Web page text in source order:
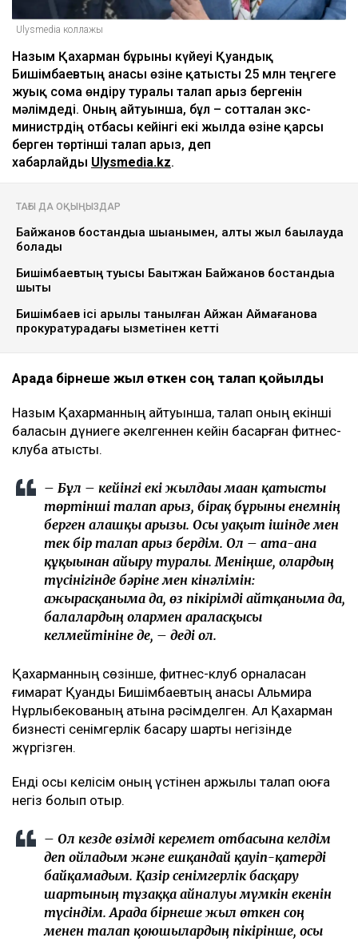
Ulysmedia коллажы
Назым Қахарман бұрынғы күйеуі Қуандық
Бишімбаевтың анасы өзіне қатысты 25 млн теңгеге
жуық сома өндіру туралы талап арыз бергенін
мәлімдеді. Оның айтуынша, бұл – сотталған экс-
министрдің отбасы кейінгі екі жылда өзіне қарсы
берген төртінші талап арыз, деп
хабарлайды Ulysmedia.kz.
ТАҒЫ ДА ОҚЫҢЫЗДАР
Байжанов бостандыққа шыққанымен, алты жыл бақылауда
болады
Бишімбаевтың туысы Бақытжан Байжанов бостандыққа
шықты
Бишімбаев ісі арқылы танылған Айжан Аймағанова
прокуратурадағы қызметінен кетті
Арада бірнеше жыл өткен соң талап қойылды
Назым Қахарманның айтуынша, талап оның екінші
баласын дүниеге әкелгеннен кейін басқарған фитнес-
клубқа қатысты.
– Бұл – кейінгі екі жылдағы маған қатысты
төртінші талап арыз, бірақ бұрынғы енемнің
берген алғашқы арызы. Осы уақыт ішінде мен
тек бір талап арыз бердім. Ол – ата-ана
құқығынан айыру туралы. Меніңше, олардың
түсінігінде бәріне мен кінәлімін:
ажырасқаныма да, өз пікірімді айтқаныма да,
балалардың олармен араласқысы
келмейтініне де, – деді ол.
Қахарманның сөзінше, фитнес-клуб орналасқан
ғимарат Қуандық Бишімбаевтың анасы Альмира
Нұрлыбекованың атына рәсімделген. Ал Қахарман
бизнесті сенімгерлік басқару шарты негізінде
жүргізген.
Енді осы келісім оның үстінен қаржылық талап қоюға
негіз болып отыр.
– Ол кезде өзімді керемет отбасына келдім
деп ойладым және ешқандай қауіп-қатерді
байқамадым. Қазір сенімгерлік басқару
шартының тұзаққа айналуы мүмкін екенін
түсіндім. Арада бірнеше жыл өткен соң
менен талап қоюшылардың пікірінше, осы